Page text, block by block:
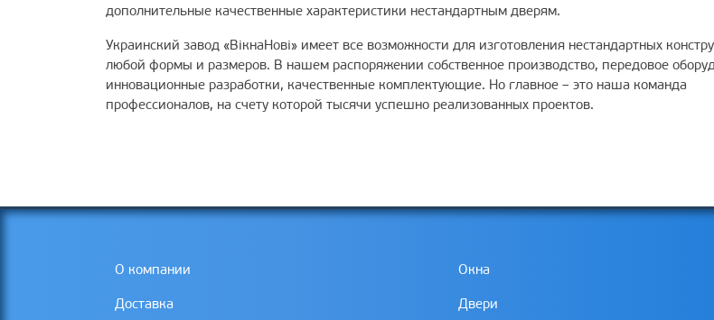
дополнительные качественные характеристики нестандартным дверям.
Украинский завод «ВікнаНові» имеет все возможности для изготовления нестандартных
любой формы и размеров. В нашем распоряжении собственное производство, передовое
инновационные разработки, качественные комплектующие. Но главное – это наша команда
профессионалов, на счету которой тысячи успешно реализованных проектов.
О компании
Доставка
Окна
Двери